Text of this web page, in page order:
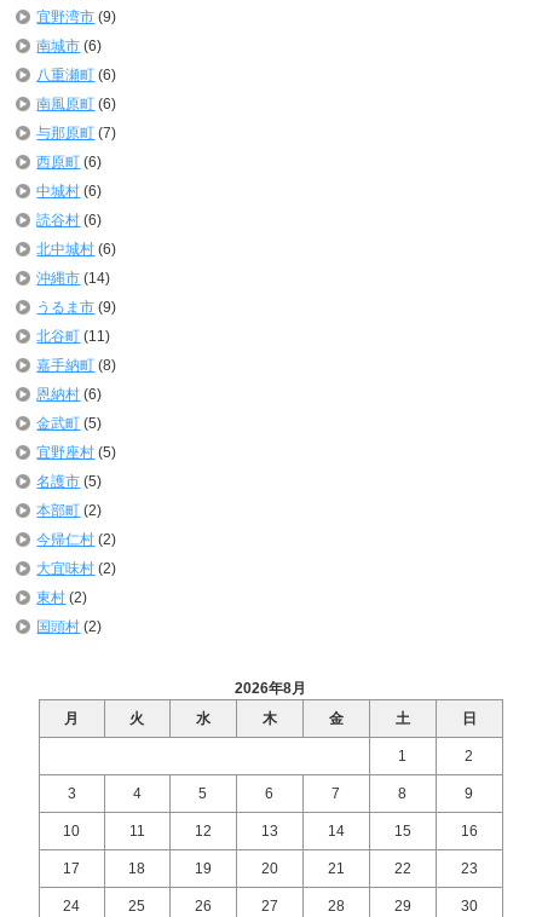
宜野湾市 (9)
南城市 (6)
八重瀬町 (6)
南風原町 (6)
与那原町 (7)
西原町 (6)
中城村 (6)
読谷村 (6)
北中城村 (6)
沖縄市 (14)
うるま市 (9)
北谷町 (11)
嘉手納町 (8)
恩納村 (6)
金武町 (5)
宜野座村 (5)
名護市 (5)
本部町 (2)
今帰仁村 (2)
大宜味村 (2)
東村 (2)
国頭村 (2)
2026年8月
月
火 水 木 金 土 日
1 2
3 4 5 6 7 8 9
10 11 12 13 14 15 16
17 18 19 20 21 22 23
24 25 26 27 28 29 30